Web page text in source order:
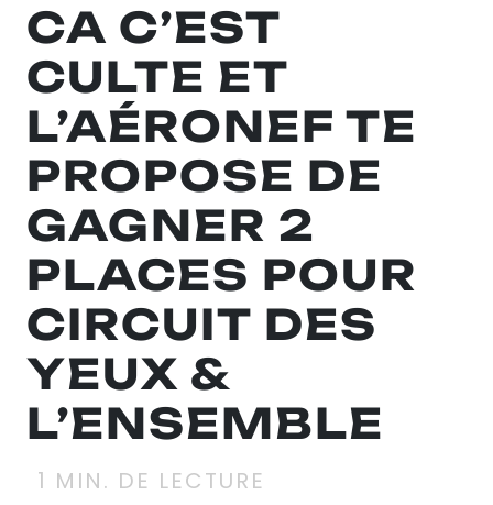
CA C’EST
CULTE ET
L’AÉRONEF TE
PROPOSE DE
GAGNER 2
PLACES POUR
CIRCUIT DES
YEUX &
L’ENSEMBLE
1 MIN. DE LECTURE